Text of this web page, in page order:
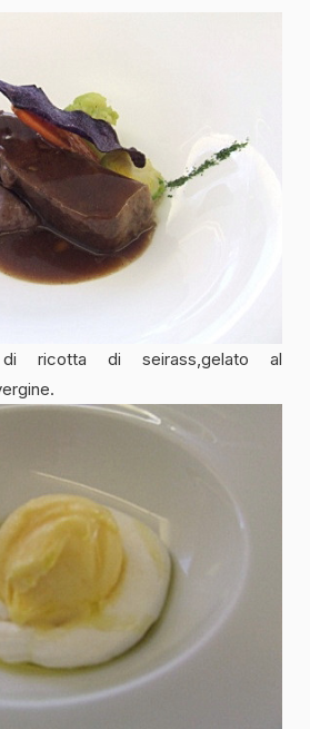
di ricotta di seirass,gelato al